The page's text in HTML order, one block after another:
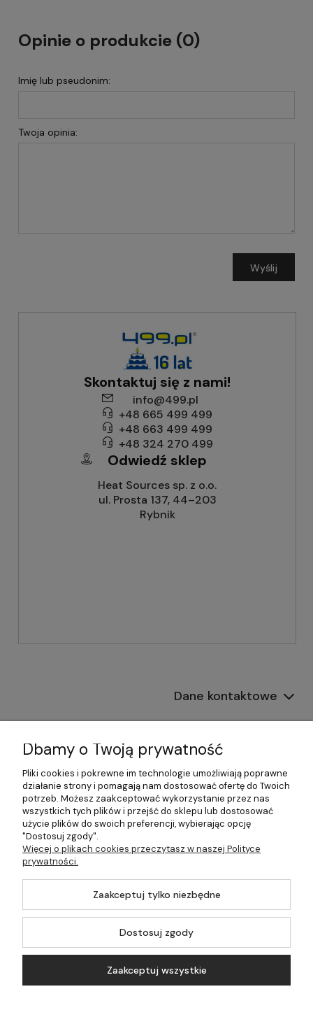
Opinie o produkcie (0)
Imię lub pseudonim:
Twoja opinia:
Wyślij
Skontaktuj się z nami!
info@499.pl
+48 665 499 499
+48 663 499 499
+48 324 270 499
Odwiedź sklep
Heat Sources sp. z o.o.
ul. Prosta 137, 44–203
Rybnik
Dane kontaktowe
Informacje
Płatności i dostawa
Pomoc
Moje konto
©2026 Wszelkie Prawa Zastrzeżone | 499.pl - najlepszy sklep z
Dbamy o Twoją prywatność
Pliki cookies i pokrewne im technologie umożliwiają poprawne
działanie strony i pomagają nam dostosować ofertę do Twoich
potrzeb. Możesz zaakceptować wykorzystanie przez nas
wszystkich tych plików i przejść do sklepu lub dostosować
użycie plików do swoich preferencji, wybierając opcję
"Dostosuj zgody".
Więcej o plikach cookies przeczytasz w naszej Polityce
prywatności.
Zaakceptuj tylko niezbędne
Dostosuj zgody
Zaakceptuj wszystkie